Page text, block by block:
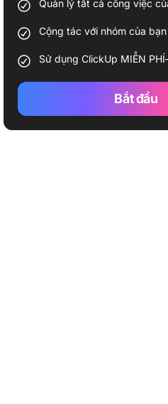
Quản lý tất cả công việc
Cộng tác với nhóm của bạn
Sử dụng ClickUp MIỄN
Bắt đầu